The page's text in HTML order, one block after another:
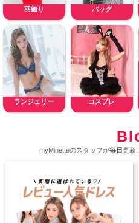
羽織り バッグ
ランジェリー コスプレ
myMinetteのスタッフが毎日 更新